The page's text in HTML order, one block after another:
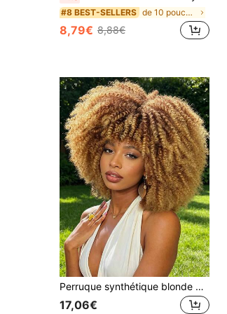
#8 BEST-SELLERS de 10 pouces Extensions synthétiques
8,79€ 8,88€
Perruque synthétique blonde bouclée pour femme, perruque courte de style africain douce avec frange, résistante à la chaleur, boucles pleines, convient pour un port quotidien
17,06€